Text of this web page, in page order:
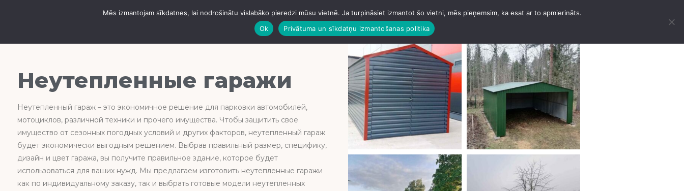
ГАРАЖИ АНГАРЫ БЕТОНИРОВАНИЕ КРЫШИ
Неутепленные гаражи
Неутепленный гараж – это экономичное решение для парковки автомобилей,
мотоциклов, различной техники и прочего имущества. Чтобы защитить свое
имущество от сезонных погодных условий и других факторов, неутепленный гараж
будет экономически выгодным решением. Выбрав правильный размер, специфику,
дизайн и цвет гаража, вы получите правильное здание, которое будет
использоваться для ваших нужд. Мы предлагаем изготовить неутепленные гаражи
как по индивидуальному заказу, так и выбрать готовые модели неутепленных
Mēs izmantojam sīkdatnes, lai nodrošinātu vislabāko pieredzi mūsu vietnē. Ja turpināsiet izmantot šo vietni, mēs pieņemsim, ka esat ar to apmierināts.
Ok
Privātuma un sīkdatņu izmantošanas politika